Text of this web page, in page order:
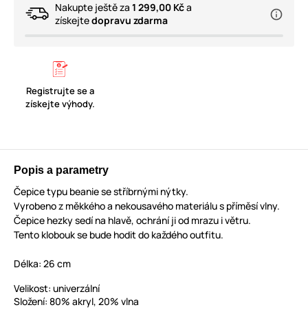
Nakupte ještě za 1 299,00 Kča
získejtedopravu zdarma
Registrujte se a
získejte výhody.
Popis a parametry
Čepice typu beanie se stříbrnými nýtky.
Vyrobeno z měkkého a nekousavého materiálu s příměsí vlny.
Čepice hezky sedí na hlavě, ochrání ji od mrazu i větru.
Tento klobouk se bude hodit do každého outfitu.
Délka: 26 cm
Velikost: univerzální
Složení: 80% akryl, 20% vlna